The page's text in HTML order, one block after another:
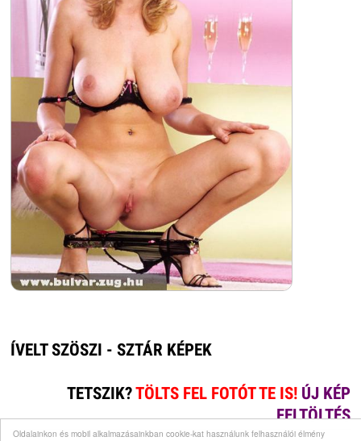
Oldalainkon és mobil alkalmazásainkban cookie-kat használunk felhasználói élmény
ÍVELT SZÖSZI - SZTÁR KÉPEK
TETSZIK?TÖLTS FEL FOTÓT TE IS! ÚJ KÉP
FELTÖLTÉS